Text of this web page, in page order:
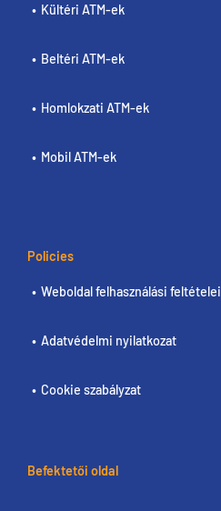
Kültéri ATM-ek
Beltéri ATM-ek
Homlokzati ATM-ek
Mobil ATM-ek
Policies
Weboldal felhasználási feltételei
Adatvédelmi nyilatkozat
Cookie szabályzat
Befektetői oldal